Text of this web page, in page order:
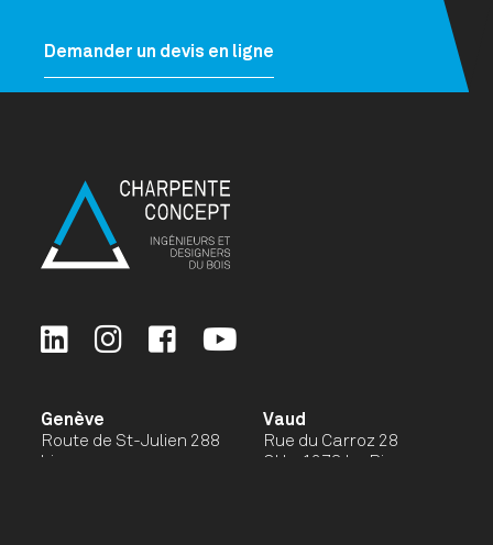
Demander un devis en ligne
Genève
Route de St-Julien 288
bis
Vaud
Rue du Carroz 28
CH - 1278 La Rippe